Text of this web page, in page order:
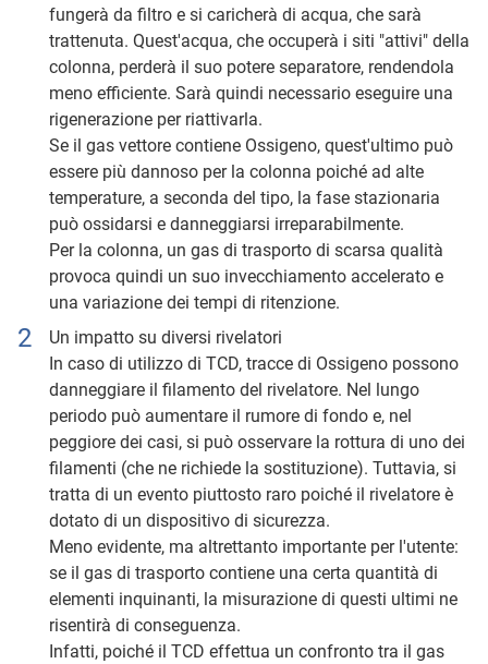
fungerà da filtro e si caricherà di acqua, che sarà
trattenuta. Quest'acqua, che occuperà i siti "attivi" della
colonna, perderà il suo potere separatore, rendendola
meno efficiente. Sarà quindi necessario eseguire una
rigenerazione per riattivarla.
Se il gas vettore contiene Ossigeno, quest'ultimo può
essere più dannoso per la colonna poiché ad alte
temperature, a seconda del tipo, la fase stazionaria
può ossidarsi e danneggiarsi irreparabilmente.
Per la colonna, un gas di trasporto di scarsa qualità
provoca quindi un suo invecchiamento accelerato e
una variazione dei tempi di ritenzione.
Un impatto su diversi rivelatori
In caso di utilizzo di TCD, tracce di Ossigeno possono
danneggiare il filamento del rivelatore. Nel lungo
periodo può aumentare il rumore di fondo e, nel
peggiore dei casi, si può osservare la rottura di uno dei
filamenti (che ne richiede la sostituzione). Tuttavia, si
tratta di un evento piuttosto raro poiché il rivelatore è
dotato di un dispositivo di sicurezza.
Meno evidente, ma altrettanto importante per l'utente:
se il gas di trasporto contiene una certa quantità di
elementi inquinanti, la misurazione di questi ultimi ne
risentirà di conseguenza.
Infatti, poiché il TCD effettua un confronto tra il gas